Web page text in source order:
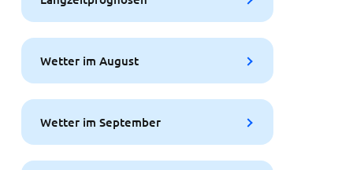
Wetter im August
Wetter im September